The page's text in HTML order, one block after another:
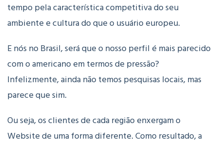
tempo pela característica competitiva do seu
ambiente e cultura do que o usuário europeu.
E nós no Brasil, será que o nosso perfil é mais parecido
com o americano em termos de pressão?
Infelizmente, ainda não temos pesquisas locais, mas
parece que sim.
Ou seja, os clientes de cada região enxergam o
Website de uma forma diferente. Como resultado, a